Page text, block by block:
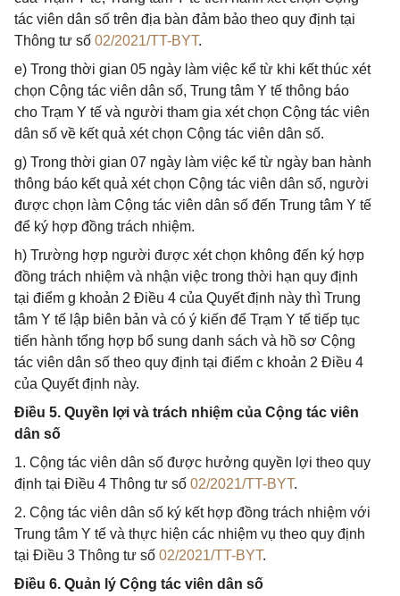
tác viên dân số trên địa bàn đảm bảo theo quy định tại
Thông tư số 02/2021/TT-BYT.
e) Trong thời gian 05 ngày làm việc kể từ khi kết thúc xét
chọn Cộng tác viên dân số, Trung tâm Y tế thông báo
cho Trạm Y tế và người tham gia xét chọn Cộng tác viên
dân số về kết quả xét chọn Cộng tác viên dân số.
g) Trong thời gian 07 ngày làm việc kể từ ngày ban hành
thông báo kết quả xét chọn Cộng tác viên dân số, người
được chọn làm Cộng tác viên dân số đến Trung tâm Y tế
để ký hợp đồng trách nhiệm.
h) Trường hợp người được xét chọn không đến ký hợp
đồng trách nhiệm và nhận việc trong thời hạn quy định
tại điểm g khoản 2 Điều 4 của Quyết định này thì Trung
tâm Y tế lập biên bản và có ý kiến để Trạm Y tế tiếp tục
tiến hành tổng hợp bổ sung danh sách và hồ sơ Cộng
tác viên dân số theo quy định tại điểm c khoản 2 Điều 4
của Quyết định này.
Điều 5. Quyền lợi và trách nhiệm của Cộng tác viên
dân số
1. Cộng tác viên dân số được hưởng quyền lợi theo quy
định tại Điều 4 Thông tư số 02/2021/TT-BYT.
2. Cộng tác viên dân số ký kết hợp đồng trách nhiệm với
Trung tâm Y tế và thực hiện các nhiệm vụ theo quy định
tại Điều 3 Thông tư số 02/2021/TT-BYT.
Điều 6. Quản lý Cộng tác viên dân số